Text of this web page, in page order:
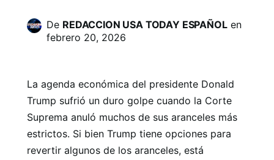
De REDACCION USA TODAY ESPAÑOLen
febrero 20, 2026
La agenda económica del presidente Donald
Trump sufrió un duro golpe cuando la Corte
Suprema anuló muchos de sus aranceles más
estrictos. Si bien Trump tiene opciones para
revertir algunos de los aranceles, está